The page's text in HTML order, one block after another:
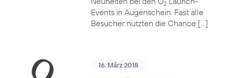
2
Events in Augenschein. Fast alle
Besucher nutzten die Chance […]
16. März 2018